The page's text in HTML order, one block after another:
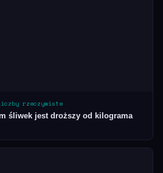
rzeczywiste
śliwek jest droższy od kilograma